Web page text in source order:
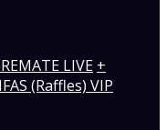
LIVE +
(Raffles) VIP